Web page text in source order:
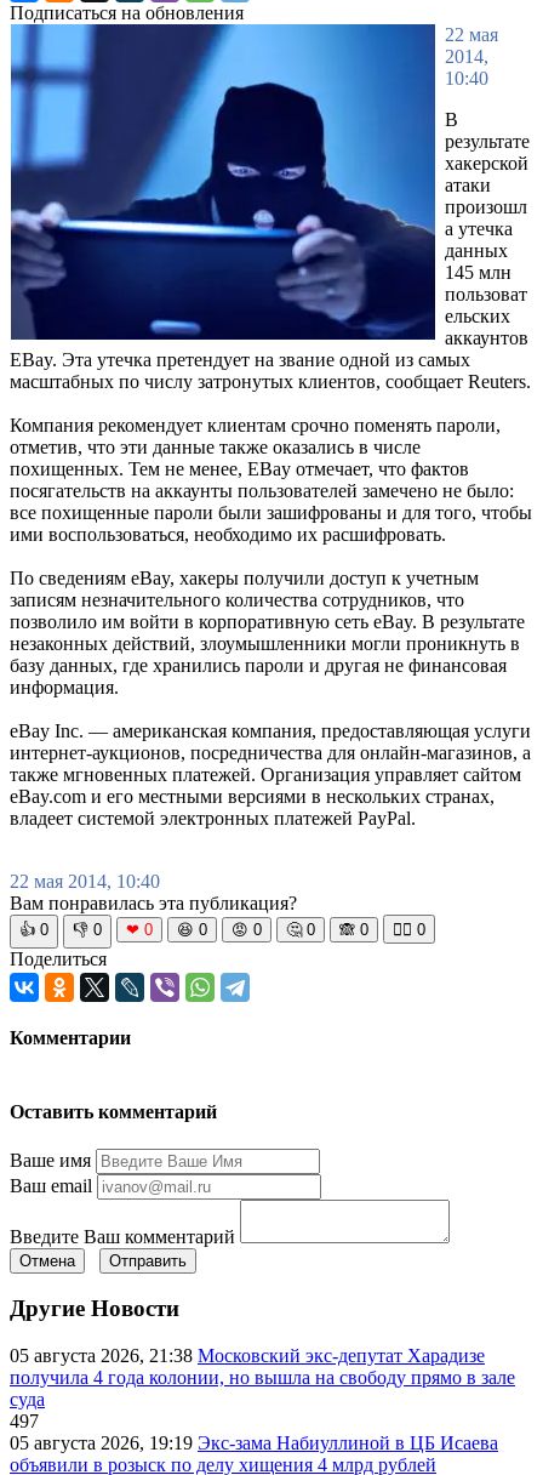
Подписаться на обновления
22 мая
2014,
10:40
В
результате
хакерской
атаки
произошл
а утечка
данных
145 млн
пользоват
ельских
аккаунтов
EBay. Эта утечка претендует на звание одной из самых
масштабных по числу затронутых клиентов, сообщает Reuters.
Компания рекомендует клиентам срочно поменять пароли,
отметив, что эти данные также оказались в числе
похищенных. Тем не менее, EBay отмечает, что фактов
посягательств на аккаунты пользователей замечено не было:
все похищенные пароли были зашифрованы и для того, чтобы
ими воспользоваться, необходимо их расшифровать.
По сведениям eBay, хакеры получили доступ к учетным
записям незначительного количества сотрудников, что
позволило им войти в корпоративную сеть eBay. В результате
незаконных действий, злоумышленники могли проникнуть в
базу данных, где хранились пароли и другая не финансовая
информация.
eBay Inc. — американская компания, предоставляющая услуги
интернет-аукционов, посредничества для онлайн-магазинов, а
также мгновенных платежей. Организация управляет сайтом
eBay.com и его местными версиями в нескольких странах,
владеет системой электронных платежей PayPal.
22 мая 2014, 10:40
Вам понравилась эта публикация?
👍 0 👎 0 ❤ 0 😆 0 😡 0 🤔 0 🙈 0 🧘‍♀️ 0
Поделиться
Комментарии
Оставить комментарий
Ваше имя
Ваш email
Введите Ваш комментарий
Отмена Отправить
Другие Новости
05 августа 2026, 21:38 Московский экс-депутат Харадизе
получила 4 года колонии, но вышла на свободу прямо в зале
суда
497
05 августа 2026, 19:19 Экс-зама Набиуллиной в ЦБ Исаева
объявили в розыск по делу хищения 4 млрд рублей